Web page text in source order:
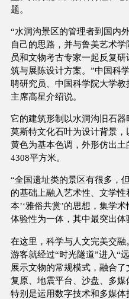
题。
“水洞沟景区的管理者到国内
自己的思路，并与鲁美艺术
员和文物考古专家一起反复
筑与展陈设计方案。”中国科
聘研究员、中国科学院大学
主席高星介绍说。
它的建筑形制以水洞沟旧石
莫斯特文化石叶为设计背景
黄色为基本色调，外形仿出
4308平方米。
“全国遗址类的景区有很多，
的基础上融入艺术性、文学
本’‘雅俗共赏’的思想，集学
体验性为一体，其中最突出体
在这里，科学与人文完美交融
游客就经过“时光隧道”进入“
展示文物的常规模式，融合
复原、地震平台、沙盘、多媒
特别是运用数字技术和多媒体